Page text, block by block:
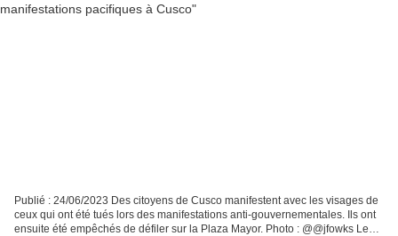
Publié : 24/06/2023 Des citoyens de Cusco manifestent avec les visages de
ceux qui ont été tués lors des manifestations anti-gouvernementales. Ils ont
ensuite été empêchés de défiler sur la Plaza Mayor. Photo : @@jfowks Le